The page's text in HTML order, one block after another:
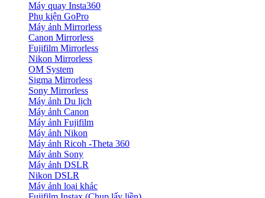
Máy quay Insta360
Phụ kiện GoPro
Máy ảnh Mirrorless
Canon Mirrorless
Fujifilm Mirrorless
Nikon Mirrorless
OM System
Sigma Mirrorless
Sony Mirrorless
Máy ảnh Du lịch
Máy ảnh Canon
Máy ảnh Fujifilm
Máy ảnh Nikon
Máy ảnh Ricoh -Theta 360
Máy ảnh Sony
Máy ảnh DSLR
Nikon DSLR
Máy ảnh loại khác